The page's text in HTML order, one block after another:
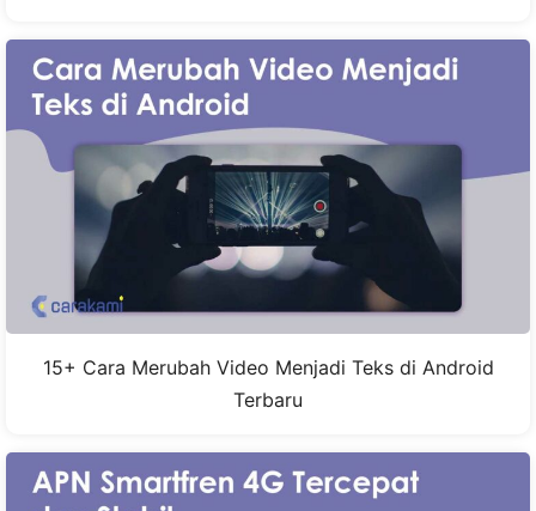
15+ Cara Merubah Video Menjadi Teks di Android
Terbaru